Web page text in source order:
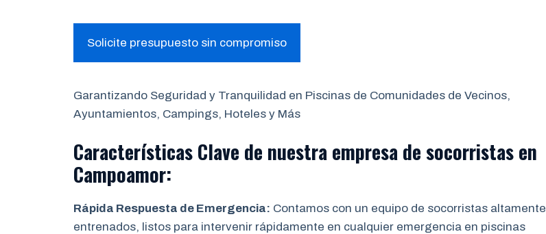
Solicite presupuesto sin compromiso
Garantizando Seguridad y Tranquilidad en Piscinas de Comunidades de Vecinos,
Ayuntamientos, Campings, Hoteles y Más
Características Clave de nuestra empresa de socorristas en
Campoamor:
Rápida Respuesta de Emergencia: Contamos con un equipo de socorristas altamente
entrenados, listos para intervenir rápidamente en cualquier emergencia en piscinas